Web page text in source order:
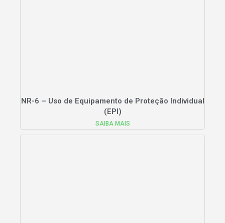
NR-6 – Uso de Equipamento de Proteção Individual
(EPI)
SAIBA MAIS